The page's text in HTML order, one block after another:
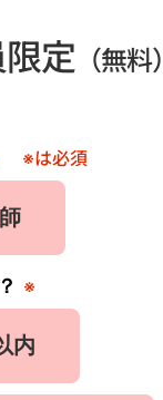
定 （無料）
※は必須
※
内